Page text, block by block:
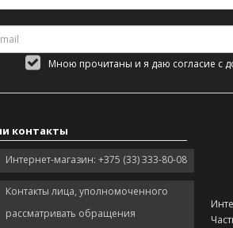
Мною прочитаны и я даю согласие с
контакты
Интернет-магазин: +375 (33) 333-80-08
Контакты лица, уполномоченного
рассматривать обращения